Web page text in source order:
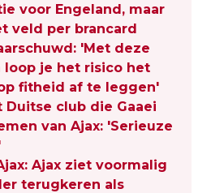
voor Engeland, maar
veld per brancard
'Met deze
loop je het risico het
fitheid af te leggen'
Duitse club die Gaaei
van Ajax: 'Serieuze
Ajax ziet voormalig
terugkeren als